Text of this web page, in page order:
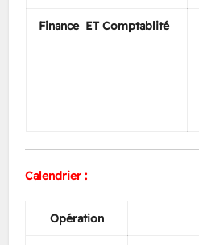
Finance ET Comptablité
Calendrier :
Opération